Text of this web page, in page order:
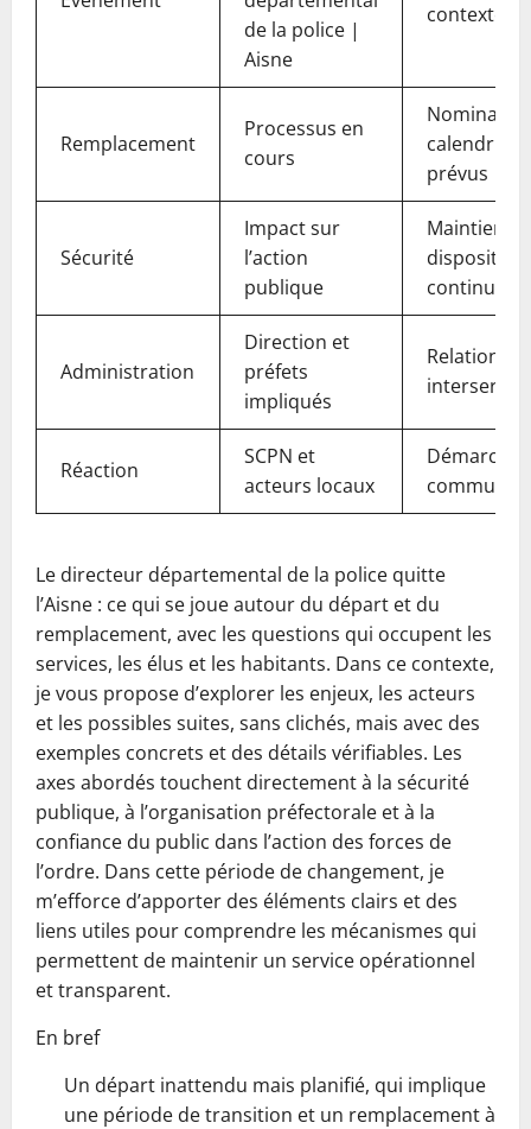
de la police |
Aisne
contexte
Remplacement
Processus en
cours
calendrier
prévus
Sécurité
Impact sur
l’action
publique
Maintien
dispositif et
continuité
Administration
Direction et
préfets
impliqués
Relation
Réaction
SCPN et
acteurs locaux
Démarche
Le directeur départemental de la police quitte
l’Aisne : ce qui se joue autour du départ et du
remplacement, avec les questions qui occupent les
services, les élus et les habitants. Dans ce contexte,
je vous propose d’explorer les enjeux, les acteurs
et les possibles suites, sans clichés, mais avec des
exemples concrets et des détails vérifiables. Les
axes abordés touchent directement à la sécurité
publique, à l’organisation préfectorale et à la
confiance du public dans l’action des forces de
l’ordre. Dans cette période de changement, je
m’efforce d’apporter des éléments clairs et des
liens utiles pour comprendre les mécanismes qui
permettent de maintenir un service opérationnel
et transparent.
En bref
Un départ inattendu mais planifié, qui implique
une période de transition et un remplacement à